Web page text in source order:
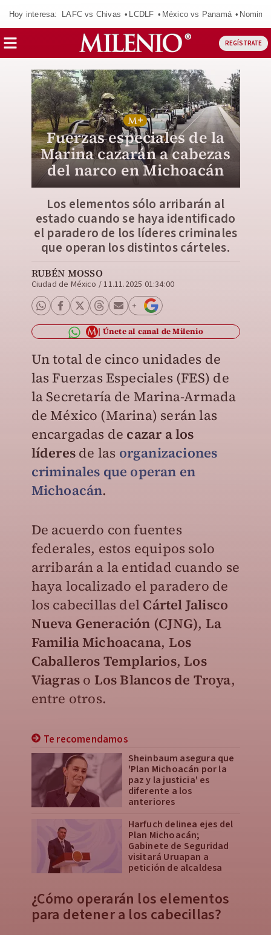
Hoy interesa: LAFC vs Chivas LCDLF México vs Panamá
REGÍSTRATE
Fuerzas especiales de la
Marina cazarán a cabezas
del narco en Michoacán
Los elementos sólo arribarán al
estado cuando se haya identificado
el paradero de los líderes criminales
que operan los distintos cárteles.
RUBÉN MOSSO
Ciudad de México /11.11.2025 01:34:00
Únete al canal de Milenio
Un total de cinco unidades de
las Fuerzas Especiales (FES) de
la Secretaría de Marina-Armada
de México (Marina) serán las
encargadas de cazar a los
líderes de las organizaciones
criminales que operan en
Michoacán.
De acuerdo con fuentes
federales, estos equipos solo
arribarán a la entidad cuando se
haya localizado el paradero de
los cabecillas del Cártel Jalisco
Nueva Generación (CJNG), La
Familia Michoacana, Los
Caballeros Templarios,Los
Viagraso Los Blancos de Troya,
entre otros.
Te recomendamos
Sheinbaum asegura que
'Plan Michoacán por la
paz y la justicia' es
diferente a los
anteriores
Harfuch delinea ejes del
Plan Michoacán;
Gabinete de Seguridad
visitará Uruapan a
petición de alcaldesa
¿Cómo operarán los elementos
para detener a los cabecillas?